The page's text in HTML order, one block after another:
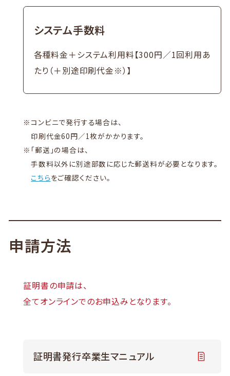
システム手数料
各種料金＋システム利用料【300円／1回利用あ
たり（＋別途印刷代金※）】
※ コンビニで発行する場合は、
印刷代金60円／1枚がかかります。
※ 「郵送」の場合は、
手数料以外に別途部数に応じた郵送料が必要となります。
こちらをご確認ください。
申請方法
証明書の申請は、
全てオンラインでのお申込みとなります。
証明書発行卒業生マニュアル